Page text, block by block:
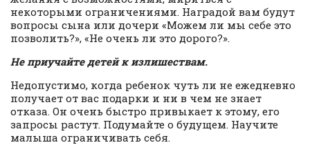
некоторыми ограничениями. Наградой вам будут
вопросы сына или дочери «Можем ли мы себе это
позволить?», «Не очень ли это дорого?».
Не приучайте детей к излишествам.
Недопустимо, когда ребенок чуть ли не ежедневно
получает от вас подарки и ни в чем не знает
отказа. Он очень быстро привыкает к этому, его
запросы растут. Подумайте о будущем. Научите
малыша ограничивать себя.